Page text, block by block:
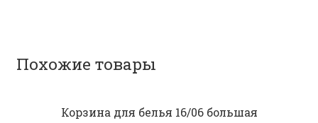
Похожие товары
Корзина для белья 16/06 большая